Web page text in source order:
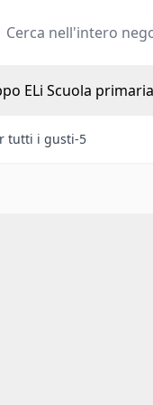
Search
ELi Scuola primaria
tutti i gusti-5